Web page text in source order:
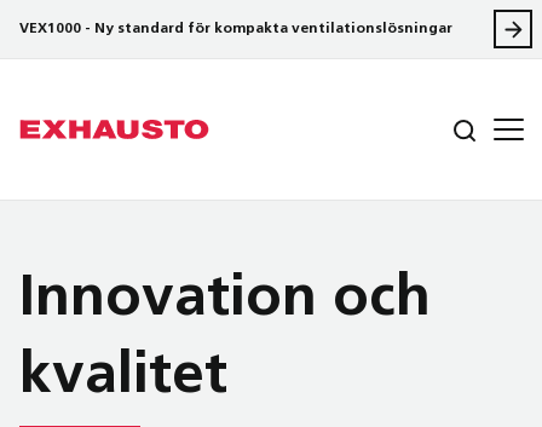
VEX1000 - Ny standard för kompakta ventilationslösningar
Innovation och
kvalitet